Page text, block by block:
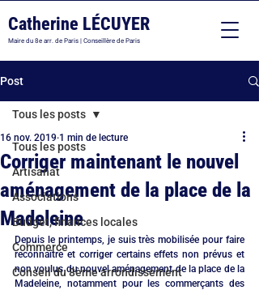
Catherine LÉCUYER
Maire du 8e arr. de Paris | Conseillère de Paris
Post
Tous les posts
Artisanat
Associations
Budget, finances locales
Commerce
Conseil du 8ème arrondissement
Tous les posts
Corriger maintenant le nouvel
aménagement de la place de la
Madeleine
16 nov. 2019 1 min de lecture
Depuis le printemps, je suis très mobilisée pour faire
reconnaître et corriger certains effets non prévus et
non voulus du nouvel aménagement de la place de la
Madeleine, notamment pour les commerçants des